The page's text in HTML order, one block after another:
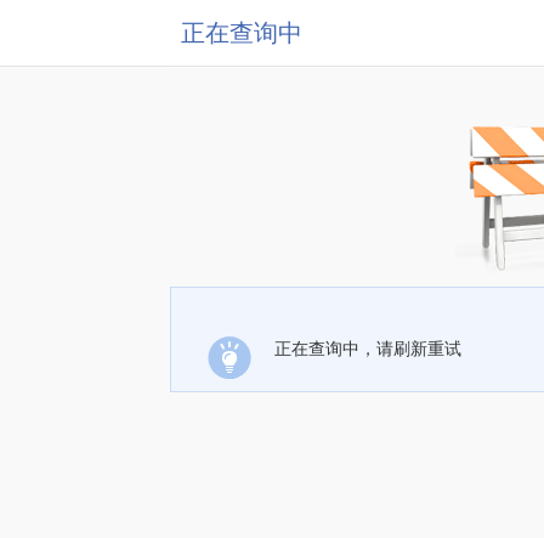
正在查询中
正在查询中，请刷新重试